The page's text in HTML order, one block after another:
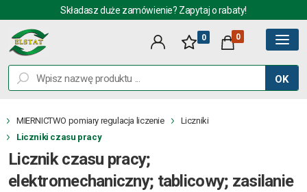
Składasz duże zamówienie? Zapytaj o rabaty!
OK
0 0
MIERNICTWO pomiary regulacja liczenie
Liczniki
Liczniki czasu pracy
Licznik czasu pracy;
elektromechaniczny; tablicowy; zasilanie